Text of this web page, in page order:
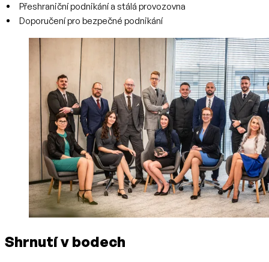
Přeshraniční podnikání a stálá provozovna
Doporučení pro bezpečné podnikání
Shrnutí v bodech